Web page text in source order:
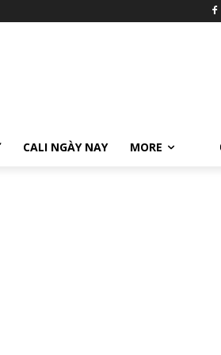
CALI NGÀY NAY MORE